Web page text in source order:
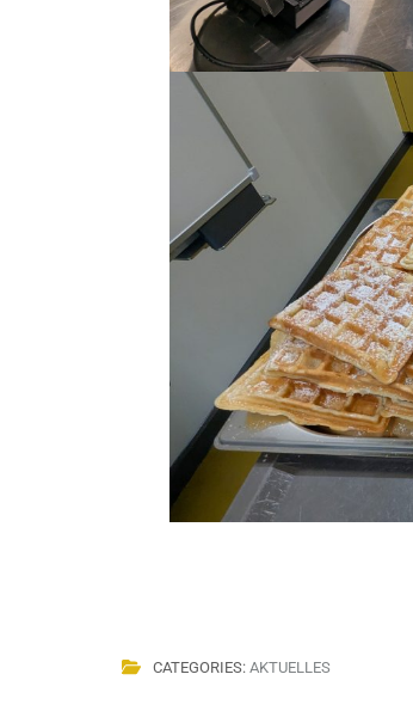
CATEGORIES: AKTUELLES